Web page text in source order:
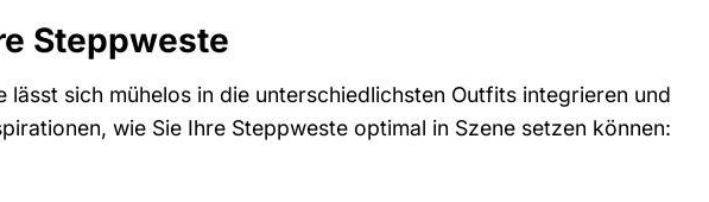
Steppweste
sich mühelos in die unterschiedlichsten Outfits integrieren und
wie Sie Ihre Steppweste optimal in Szene setzen können: